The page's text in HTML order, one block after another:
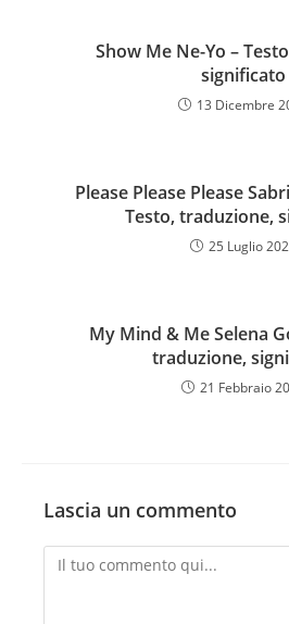
Show Me Ne-Yo –
significato
13 Dicembre
Please Please Please
Testo, traduzione,
25 Luglio
My Mind & Me Selena
traduzione,
21 Febbraio
Lascia un commento